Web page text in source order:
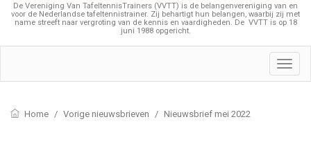
De Vereniging Van TafeltennisTrainers (VVTT) is de belangenvereniging van en
voor de Nederlandse tafeltennistrainer. Zij behartigt hun belangen, waarbij zij met
name streeft naar vergroting van de kennis en vaardigheden. De VVTT is op 18
juni 1988 opgericht.
Home / Vorige nieuwsbrieven / Nieuwsbrief mei 2022